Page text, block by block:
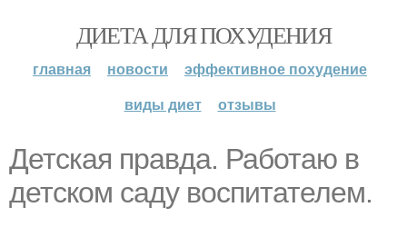
ДИЕТА ДЛЯ ПОХУДЕНИЯ
главная новости
эффективное похудение
виды диет
отзывы
Детская правда. Работаю в
детском саду воспитателем.